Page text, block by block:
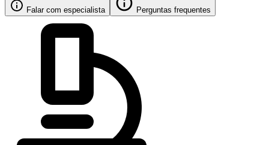
Falar com especialista Perguntas frequentes